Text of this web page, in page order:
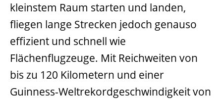
kleinstem Raum starten und landen,
fliegen lange Strecken jedoch genauso
effizient und schnell wie
Flächenflugzeuge. Mit Reichweiten von
bis zu 120 Kilometern und einer
Guinness-Weltrekordgeschwindigkeit von